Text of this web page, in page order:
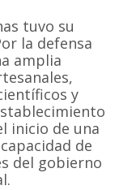
tuvo su
la defensa
amplia
y
inicio de una
de
del gobierno